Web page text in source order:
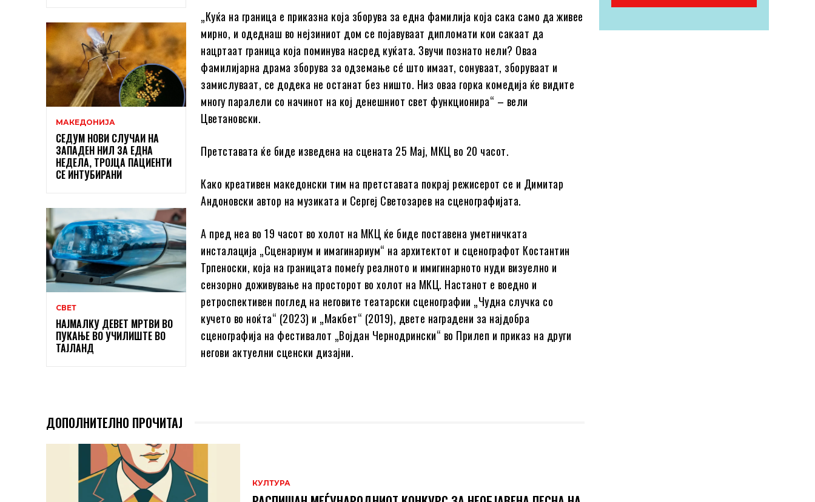
МАКЕДОНИЈА
СЕДУМ НОВИ СЛУЧАИ НА
ЗАПАДЕН НИЛ ЗА ЕДНА
НЕДЕЛА, ТРОЈЦА ПАЦИЕНТИ
СЕ ИНТУБИРАНИ
СВЕТ
НАЈМАЛКУ ДЕВЕТ МРТВИ ВО
ПУКАЊЕ ВО УЧИЛИШТЕ ВО
ТАЈЛАНД
„Куќа на граница е приказна која зборува за една фамилија која сака само да живее
мирно, и одеднаш во нејзиниот дом се појавуваат дипломати кои сакаат да
нацртаат граница која поминува насред куќата. Звучи познато нели? Оваа
фамилијарна драма зборува за одземање сé што имаат, сонуваат, зборуваат и
замислуваат, се додека не останат без ништо. Низ оваа горка комедија ќе видите
многу паралели со начинот на кој денешниот свет функционира“ – вели
Цветановски.
Претставата ќе биде изведена на сцената 25 Мај, МКЦ во 20 часот.
Како креативен македонски тим на претставата покрај режисерот се и Димитар
Андоновски автор на музиката и Сергеј Светозарев на сценографијата.
А пред неа во 19 часот во холот на МКЦ ќе биде поставена уметничката
инсталација „Сценариум и имагинариум“ на архитектот и сценографот Костантин
Трпеноски, која на границата помеѓу реалното и имигинарното нуди визуелно и
сензорно доживување на просторот во холот на МКЦ. Настанот е воедно и
ретроспективен поглед на неговите театарски сценографии „Чудна случка со
кучето во ноќта“ (2023) и „Макбет“ (2019), двете наградени за најдобра
сценографија на фестивалот „Војдан Чернодрински“ во Прилеп и приказ на други
негови актуелни сценски дизајни.
ДОПОЛНИТЕЛНО ПРОЧИТАЈ
КУЛТУРА